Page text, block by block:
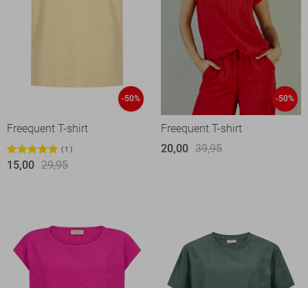
-50%
Freequent T-shirt
1
15,00 29,95
-50%
Freequent T-shirt
20,00 39,95